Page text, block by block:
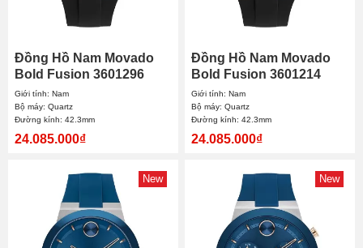
Đồng Hồ Nam Movado
Bold Fusion 3601296
42.3mm
Giới tính: Nam
Bộ máy: Quartz
Đường kính: 42.3mm
24.085.000₫
Đồng Hồ Nam Movado
Bold Fusion 3601214
42.3mm
Giới tính: Nam
Bộ máy: Quartz
Đường kính: 42.3mm
24.085.000₫
New New